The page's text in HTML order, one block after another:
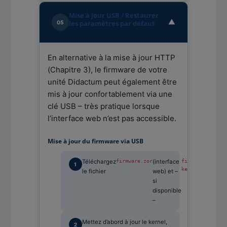
05
Mise à jour USB / Restaurer
les paramètres par défaut
▼
En alternative à la mise à jour HTTP
(Chapitre 3), le firmware de votre
unité Didactum peut également être
mis à jour confortablement via une
clé USB – très pratique lorsque
l’interface web n’est pas accessible.
Mise à jour du firmware via USB
Téléchargez
le fichier
firmware.zor(interface
web) et –
si
disponible
–
firmware-
kernel.zor
Mettez d’abord à jour le kernel,